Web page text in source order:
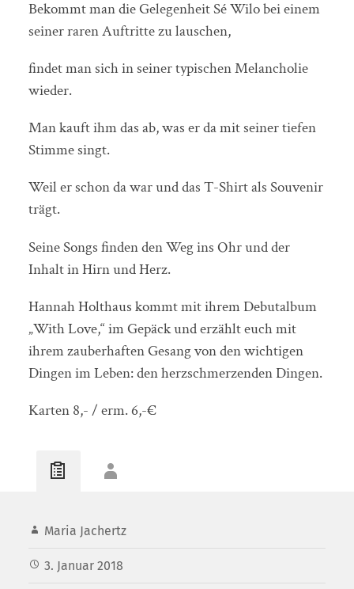
Bekommt man die Gelegenheit Sé Wilo bei einem
seiner raren Auftritte zu lauschen,
findet man sich in seiner typischen Melancholie
wieder.
Man kauft ihm das ab, was er da mit seiner tiefen
Stimme singt.
Weil er schon da war und das T-Shirt als Souvenir
trägt.
Seine Songs finden den Weg ins Ohr und der
Inhalt in Hirn und Herz.
Hannah Holthaus kommt mit ihrem Debutalbum
„With Love,“ im Gepäck und erzählt euch mit
ihrem zauberhaften Gesang von den wichtigen
Dingen im Leben: den herzschmerzenden Dingen.
Karten 8,- / erm. 6,-€
Maria Jachertz
3. Januar 2018